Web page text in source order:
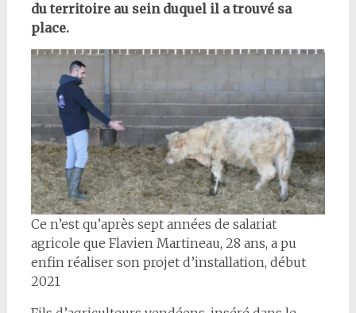
du territoire au sein duquel il a trouvé sa
place.
Ce n’est qu’après sept années de salariat
agricole que Flavien Martineau, 28 ans, a pu
enfin réaliser son projet d’installation, début
2021